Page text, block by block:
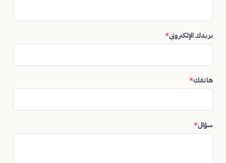
بريدك الإلكتروني*
هاتفك*
سؤال*